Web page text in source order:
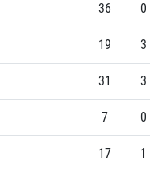
36 0
19 3
31 3
7 0
17 1